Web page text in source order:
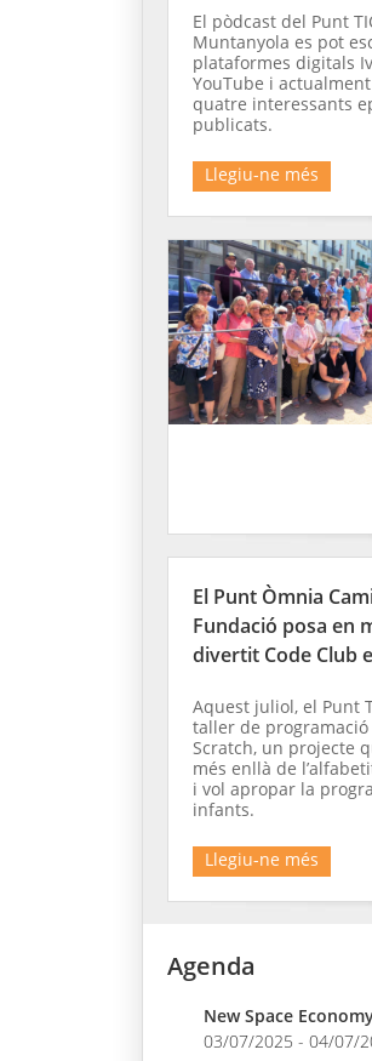
El pòdcast del Punt
Muntanyola es pot
plataformes digitals
YouTube i
quatre interessants
publicats.
Llegiu-ne més
El Punt Òmnia
Fundació posa en
divertit Code Club
Aquest juliol, el Punt
taller de
Scratch, un projecte
més enllà de
i vol apropar la
infants.
Llegiu-ne més
Agenda
New Space
03/07/2025 - 04/07/